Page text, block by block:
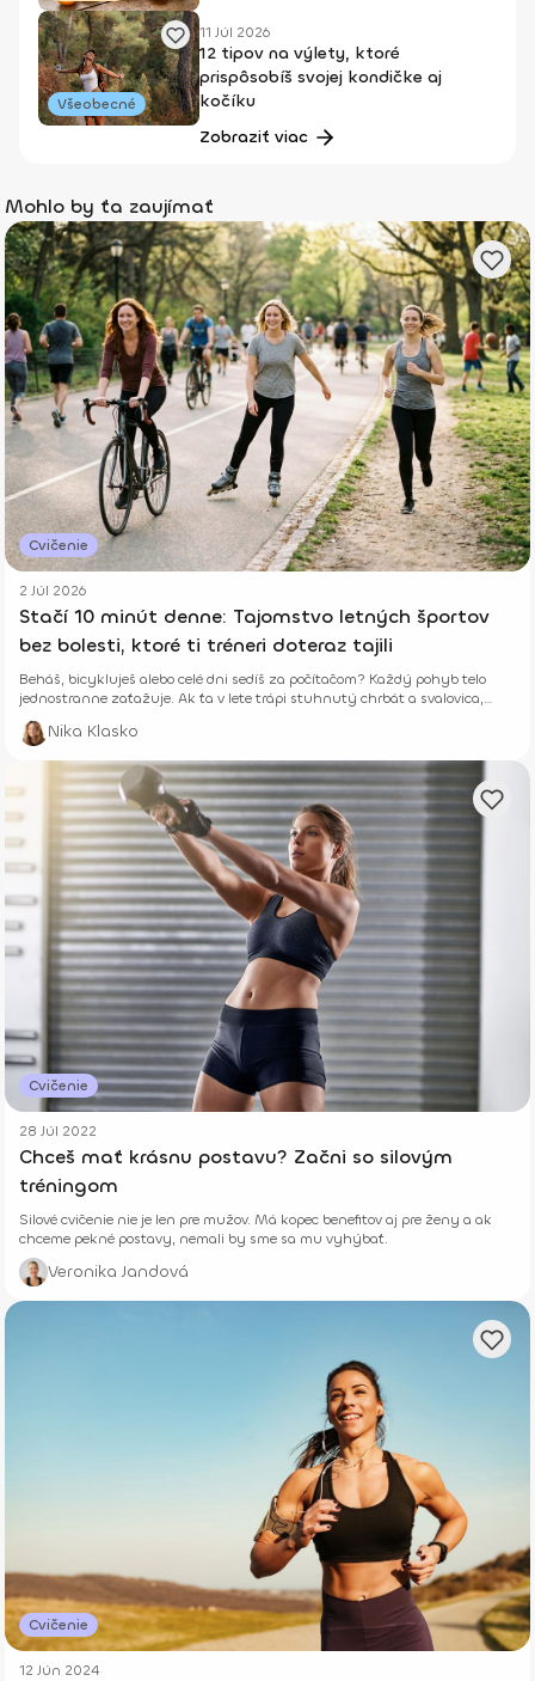
Všeobecné
11 Júl 2026
12 tipov na výlety, ktoré
prispôsobíš svojej kondičke aj
kočíku
Zobraziť viac
Mohlo by ťa zaujímať
Cvičenie
2 Júl 2026
Stačí 10 minút denne: Tajomstvo letných športov
bez bolesti, ktoré ti tréneri doteraz tajili
Beháš, bicykluješ alebo celé dni sedíš za počítačom? Každý pohyb telo
jednostranne zaťažuje. Ak ťa v lete trápi stuhnutý chrbát a svalovica,
niekde robíš chybu. Zisti, ako ti len 10 minút správneho cvičenia denne
vráti energiu a zabezpečí leto úplne bez b
Nika Klasko
Cvičenie
28 Júl 2022
Chceš mať krásnu postavu? Začni so silovým
tréningom
Silové cvičenie nie je len pre mužov. Má kopec benefitov aj pre ženy a ak
chceme pekné postavy, nemali by sme sa mu vyhýbať.
Veronika Jandová
Cvičenie
12 Jún 2024